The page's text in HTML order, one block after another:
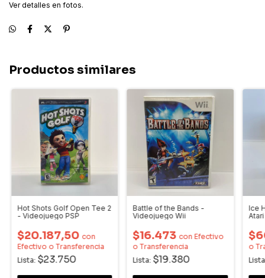
Ver detalles en fotos.
Productos similares
Hot Shots Golf Open Tee 2
- Videojuego PSP
$20.187,50 con
Efectivo o Transferencia
Lista: $23.750
Battle of the Bands -
Videojuego Wii
$16.473 con Efectivo
o Transferencia
Lista: $19.380
Ice
Atari
o